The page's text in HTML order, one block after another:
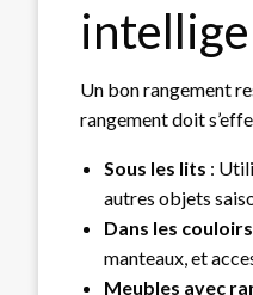
Un bon rangement
rangement doit
Sous les lits :
autres objets
Dans les couloirs
manteaux, et
Meubles avec